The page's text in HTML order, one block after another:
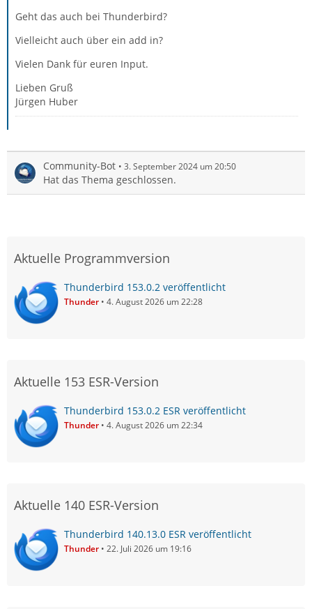
Geht das auch bei Thunderbird?
Vielleicht auch über ein add in?
Vielen Dank für euren Input.
Lieben Gruß
Jürgen Huber
Community-Bot 3. September 2024 um 20:50
Hat das Thema geschlossen.
Aktuelle Programmversion
Thunderbird 153.0.2 veröffentlicht
Thunder 4. August 2026 um 22:28
Aktuelle 153 ESR-Version
Thunderbird 153.0.2 ESR veröffentlicht
Thunder 4. August 2026 um 22:34
Aktuelle 140 ESR-Version
Thunderbird 140.13.0 ESR veröffentlicht
Thunder 22. Juli 2026 um 19:16